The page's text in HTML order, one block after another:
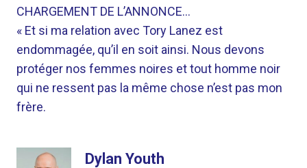
CHARGEMENT DE L’ANNONCE…
« Et si ma relation avec Tory Lanez est
endommagée, qu’il en soit ainsi. Nous devons
protéger nos femmes noires et tout homme noir
qui ne ressent pas la même chose n’est pas mon
frère.
Dylan Youth